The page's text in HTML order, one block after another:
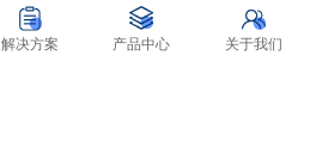
解决方案 产品中心 关于我们